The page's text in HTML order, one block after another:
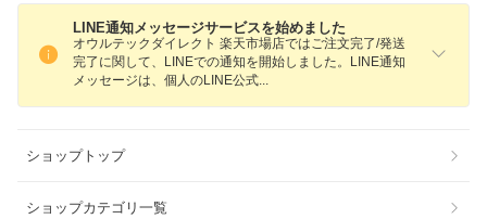
LINE通知メッセージサービスを始めました
オウルテックダイレクト 楽天市場店ではご注文完了/発送
完了に関して、LINEでの通知を開始しました。LINE通知
メッセージは、個人のLINE公式
ショップトップ
ショップカテゴリ一覧